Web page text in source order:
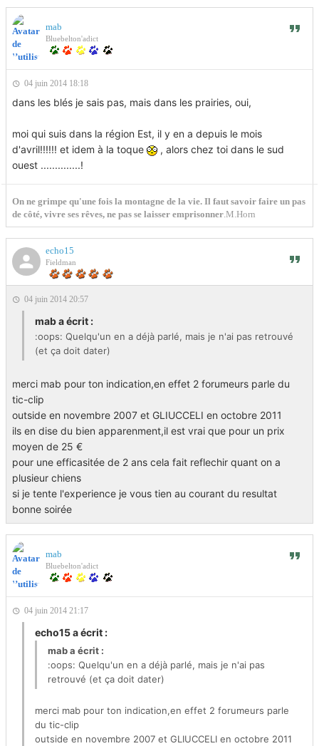
mab
Bluebelton'adict
04 juin 2014 18:18
dans les blés je sais pas, mais dans les prairies, oui,
moi qui suis dans la région Est, il y en a depuis le mois
d'avril!!!!!! et idem à la toque
, alors chez toi dans le sud
ouest ..............!
On ne grimpe qu'une fois la montagne de la vie. Il faut savoir faire un pas
de côté, vivre ses rêves, ne pas se laisser emprisonner .M.Horn
echo15
Fieldman
04 juin 2014 20:57
mab a écrit :
:oops: Quelqu'un en a déjà parlé, mais je n'ai pas retrouvé
(et ça doit dater)
merci mab pour ton indication,en effet 2 forumeurs parle du
tic-clip
outside en novembre 2007 et GLIUCCELI en octobre 2011
ils en dise du bien apparenment,il est vrai que pour un prix
moyen de 25 €
pour une efficasitée de 2 ans cela fait reflechir quant on a
plusieur chiens
si je tente l'experience je vous tien au courant du resultat
bonne soirée
mab
Bluebelton'adict
04 juin 2014 21:17
echo15 a écrit :
mab a écrit :
:oops: Quelqu'un en a déjà parlé, mais je n'ai pas
retrouvé (et ça doit dater)
merci mab pour ton indication,en effet 2 forumeurs parle
du tic-clip
outside en novembre 2007 et GLIUCCELI en octobre 2011